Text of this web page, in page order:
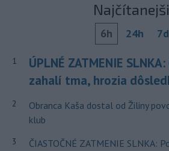
6h 24h 7d
1
ÚPLNÉ ZATMENIE
zahalí tma, hrozia
2
Obranca Kaša dostal od Žiliny
klub
3
ČIASTOČNÉ ZATMENIE SLNKA: